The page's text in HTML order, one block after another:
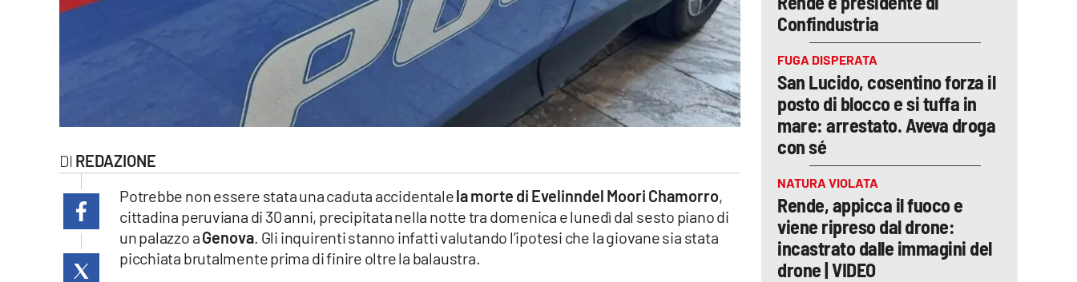
cosenzachannel.it
REDAZIONE
Potrebbe non essere stata una caduta accidentalela morte di Evelinndel Moori Chamorro,
cittadina peruviana di 30 anni, precipitata nella notte tra domenica e lunedì dal sesto piano di
un palazzo aGenova. Gli inquirenti stanno infatti valutando l’ipotesi che la giovane sia stata
picchiata brutalmente prima di finire oltre la balaustra.
Confindustria
FUGA DISPERATA
San Lucido, cosentino forza il
posto di blocco e si tuffa in
mare: arrestato. Aveva droga
con sé
NATURA VIOLATA
Rende, appicca il fuoco e
viene ripreso dal drone:
incastrato dalle immagini del
drone | VIDEO